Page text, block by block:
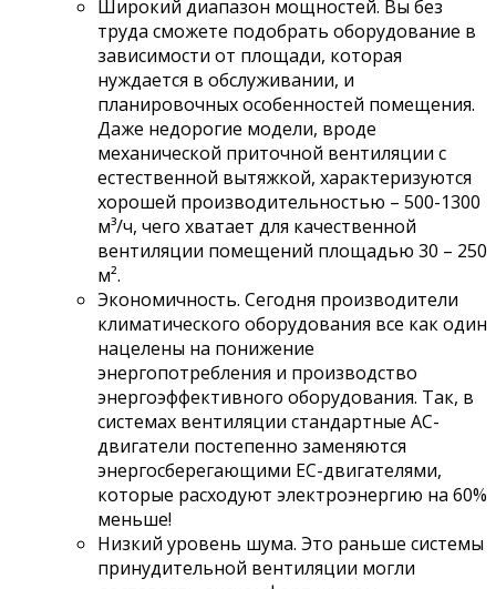
Широкий диапазон мощностей. Вы без
труда сможете подобрать оборудование в
зависимости от площади, которая
нуждается в обслуживании, и
планировочных особенностей помещения.
Даже недорогие модели, вроде
механической приточной вентиляции с
естественной вытяжкой, характеризуются
хорошей производительностью – 500-1300
м³/ч, чего хватает для качественной
вентиляции помещений площадью 30 – 250
м².
Экономичность. Сегодня производители
климатического оборудования все как один
нацелены на понижение
энергопотребления и производство
энергоэффективного оборудования. Так, в
системах вентиляции стандартные АС-
двигатели постепенно заменяются
энергосберегающими EC-двигателями,
которые расходуют электроэнергию на 60%
меньше!
Низкий уровень шума. Это раньше системы
принудительной вентиляции могли